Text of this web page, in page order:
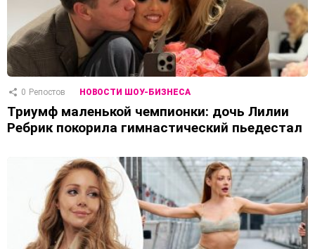
0 Репостов НОВОСТИ ШОУ-БИЗНЕСА
Триумф маленькой чемпионки: дочь Лилии
Ребрик покорила гимнастический пьедестал